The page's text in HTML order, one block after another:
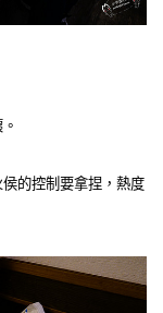
的控制要拿捏，熱度